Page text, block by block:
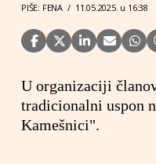
PIŠE: FENA / 11.05.2025. u 16:38
U organizaciji
tradicionalni uspon
Kamešnici".